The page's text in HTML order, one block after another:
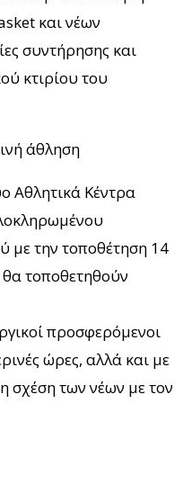
και νέων
συντήρησης και
κτιρίου του
άθληση
Αθλητικά Κέντρα
με την τοποθέτηση 14
τοποθετηθούν
προσφερόμενοι
ώρες, αλλά και με
σχέση των νέων με τον